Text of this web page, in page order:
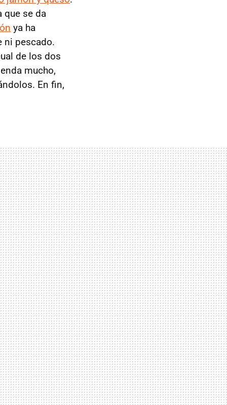
que se da
ya ha
ni pescado.
de los dos
mucho,
En fin,